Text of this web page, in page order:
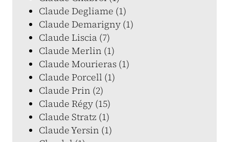
Claude Degliame (1)
Claude Demarigny (1)
Claude Liscia (7)
Claude Merlin (1)
Claude Mourieras (1)
Claude Porcell (1)
Claude Prin (2)
Claude Régy (15)
Claude Stratz (1)
Claude Yersin (1)